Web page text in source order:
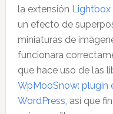
la extensión Lightbox
un efecto de
miniaturas de
funcionara
que hace uso de las
WpMooSnow: plugin
WordPress , así que